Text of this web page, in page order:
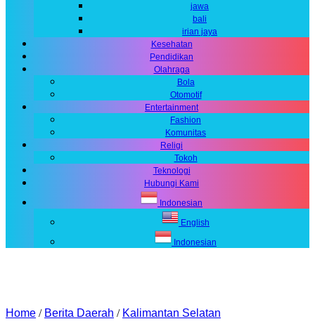
jawa
bali
irian jaya
Kesehatan
Pendidikan
Olahraga
Bola
Otomotif
Entertainment
Fashion
Komunitas
Religi
Tokoh
Teknologi
Hubungi Kami
Indonesian
English
Indonesian
Home / Berita Daerah / Kalimantan Selatan